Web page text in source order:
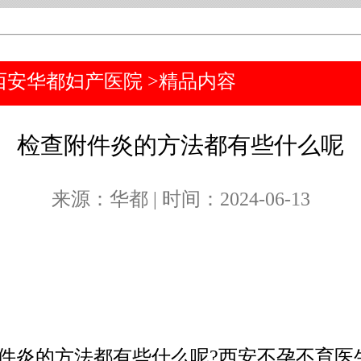
安华都妇产医院>精品内容
检查附件炎的方法都有些什么呢
来源：华都 | 时间：2024-06-13